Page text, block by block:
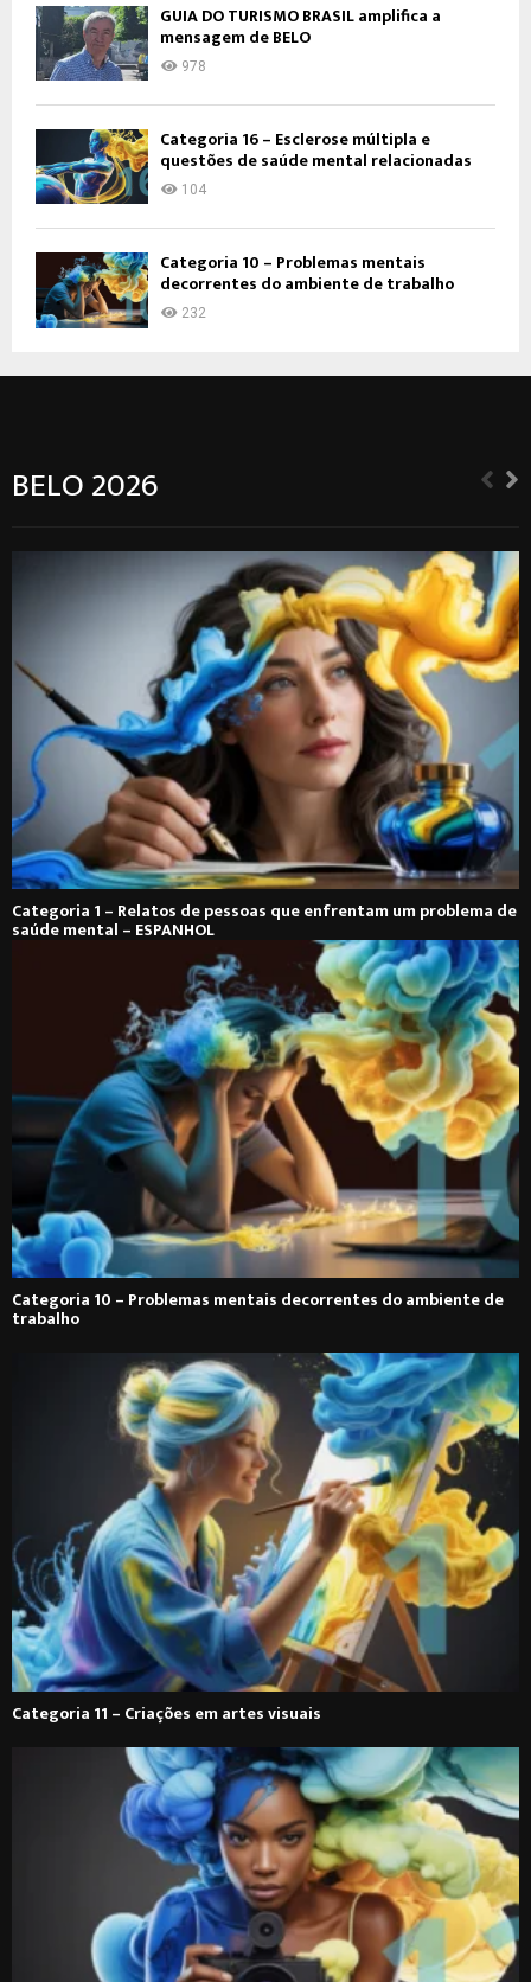
GUIA DO TURISMO BRASIL amplifica a
mensagem de BELO
978
Categoria 16 – Esclerose múltipla e
questões de saúde mental relacionadas
104
Categoria 10 – Problemas mentais
decorrentes do ambiente de trabalho
232
BELO 2026
Categoria 1 – Relatos de pessoas que enfrentam um problema de
saúde mental – ESPANHOL
Categoria 10 – Problemas mentais decorrentes do ambiente de
trabalho
Categoria 11 – Criações em artes visuais